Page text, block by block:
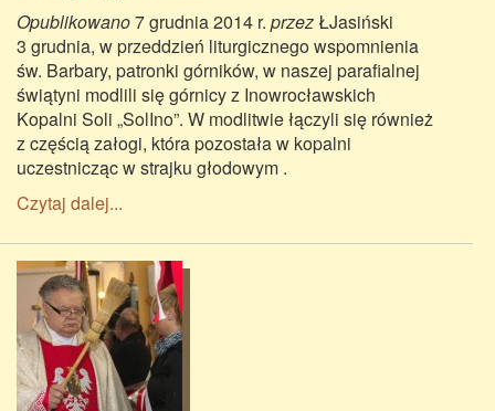
Opublikowano7 grudnia 2014 r. przez ŁJasiński
3 grudnia, w przeddzień liturgicznego wspomnienia
św. Barbary, patronki górników, w naszej parafialnej
świątyni modlili się górnicy z Inowrocławskich
Kopalni Soli „SolIno”. W modlitwie łączyli się również
z częścią załogi, która pozostała w kopalni
uczestnicząc w strajku głodowym .
Czytaj dalej...